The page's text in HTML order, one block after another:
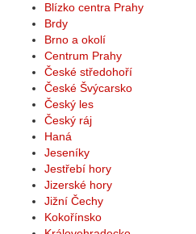
Blízko centra Prahy
Brdy
Brno a okolí
Centrum Prahy
České středohoří
České Švýcarsko
Český les
Český ráj
Haná
Jeseníky
Jestřebí hory
Jizerské hory
Jižní Čechy
Kokořínsko